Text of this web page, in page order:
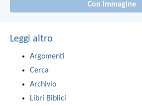
Con immagine
Leggi altro
Argomenti
Cerca
Archivio
Libri Biblici